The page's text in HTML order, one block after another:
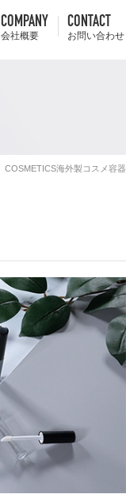
COMPANY
会社概要
CONTACT
お問い合わせ
COSMETICS海外製コスメ容器